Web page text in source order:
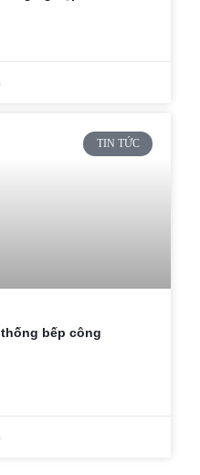
TIN TỨC
bếp công